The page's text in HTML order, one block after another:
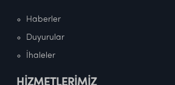
Haberler
Duyurular
İhaleler
HİZMETLERİMİZ